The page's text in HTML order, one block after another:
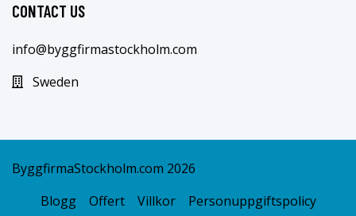
CONTACT US
info@byggfirmastockholm.com
Sweden
ByggfirmaStockholm.com 2026
Blogg
Offert Villkor
Personuppgiftspolicy